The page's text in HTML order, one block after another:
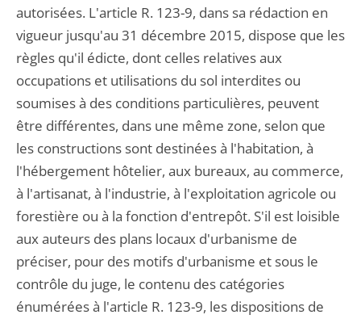
autorisées. L'article R. 123-9, dans sa rédaction en
vigueur jusqu'au 31 décembre 2015, dispose que les
règles qu'il édicte, dont celles relatives aux
occupations et utilisations du sol interdites ou
soumises à des conditions particulières, peuvent
être différentes, dans une même zone, selon que
les constructions sont destinées à l'habitation, à
l'hébergement hôtelier, aux bureaux, au commerce,
à l'artisanat, à l'industrie, à l'exploitation agricole ou
forestière ou à la fonction d'entrepôt. S'il est loisible
aux auteurs des plans locaux d'urbanisme de
préciser, pour des motifs d'urbanisme et sous le
contrôle du juge, le contenu des catégories
énumérées à l'article R. 123-9, les dispositions de